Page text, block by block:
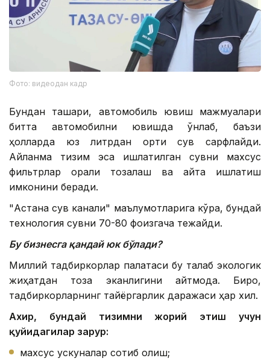
Фото: видеодан кадр
Бундан ташқари, автомобиль ювиш мажмуалари
битта автомобилни ювишда ўнлаб, баъзи
ҳолларда юз литрдан ортиқ сув сарфлайди.
Айланма тизим эса ишлатилган сувни махсус
фильтрлар орқали тозалаш ва қайта ишлатиш
имконини беради.
"Астана сув канали" маълумотларига кўра, бундай
технология сувни 70-80 фоизгача тежайди.
Бу бизнесга қандай юк бўлади?
Миллий тадбиркорлар палатаси бу талаб экологик
жиҳатдан тоза эканлигини айтмоқда. Бироқ,
тадбиркорларнинг тайёргарлик даражаси ҳар хил.
Ахир, бундай тизимни жорий этиш учун
қуйидагилар зарур:
махсус ускуналар сотиб олиш;